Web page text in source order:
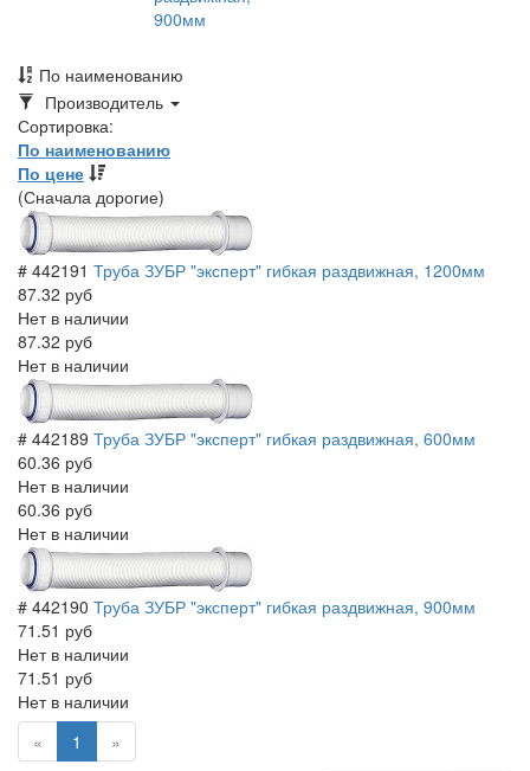
900мм
По наименованию
Производитель
Toggle
Сортировка:
По наименованию
По цене
(Сначала дорогие)
# 442191 Труба ЗУБР "эксперт" гибкая раздвижная, 1200мм
87.32 руб
Нет в наличии
87.32 руб
Нет в наличии
# 442189 Труба ЗУБР "эксперт" гибкая раздвижная, 600мм
60.36 руб
Нет в наличии
60.36 руб
Нет в наличии
# 442190 Труба ЗУБР "эксперт" гибкая раздвижная, 900мм
71.51 руб
Нет в наличии
71.51 руб
Нет в наличии
«
1 (current)
»